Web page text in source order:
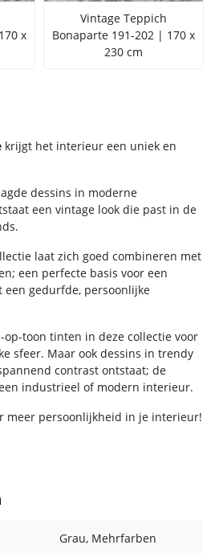
x
Vintage Teppich
Bonaparte 191-202 | 170 x
230 cm
krijgt het interieur een uniek en
dessins in moderne
een vintage look die past in de
laat zich goed combineren met
een perfecte basis voor een
gedurfde, persoonlijke
toon tinten in deze collectie voor
sfeer. Maar ook dessins in trendy
contrast ontstaat; de
industrieel of modern interieur.
meer persoonlijkheid in je interieur!
Grau, Mehrfarben